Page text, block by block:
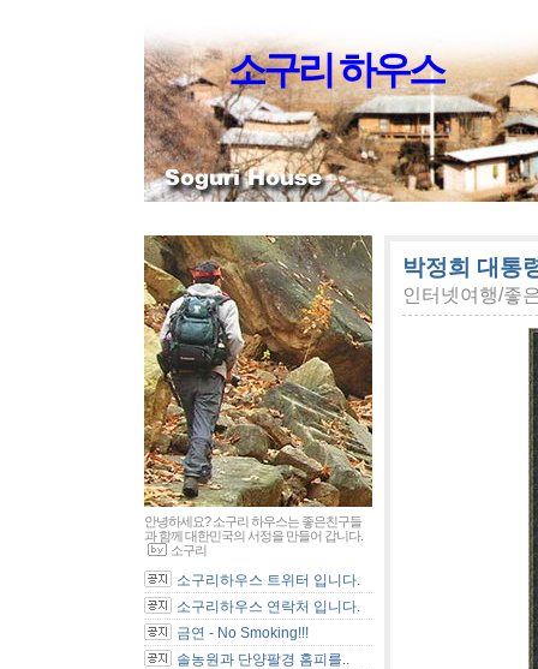
소구리 하우스
박정희 대통
인터넷여행/좋
안녕하세요? 소구리 하우스는 좋은친구들
과 함께 대한민국의 서정을 만들어 갑니다.
소구리
소구리하우스 트위터 입니다.
소구리하우스 연락처 입니다.
금연 - No Smoking!!!
솔농원과 단양팔경 홈피를..